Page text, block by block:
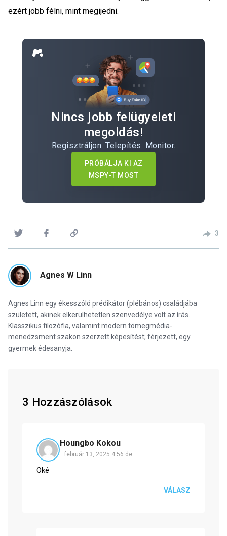
ezért jobb félni, mint megijedni.
Nincs jobb felügyeleti
megoldás!
Regisztráljon. Telepítés. Monitor.
PRÓBÁLJA KI AZ
MSPY-T MOST
3
Agnes W Linn
Agnes Linn egy ékesszóló prédikátor (plébános) családjába
született, akinek elkerülhetetlen szenvedélye volt az írás.
Klasszikus filozófia, valamint modern tömegmédia-
menedzsment szakon szerzett képesítést; férjezett, egy
gyermek édesanyja.
3 Hozzászólások
Houngbo Kokou
február 13, 2025 4:56 de.
Oké
VÁLASZ